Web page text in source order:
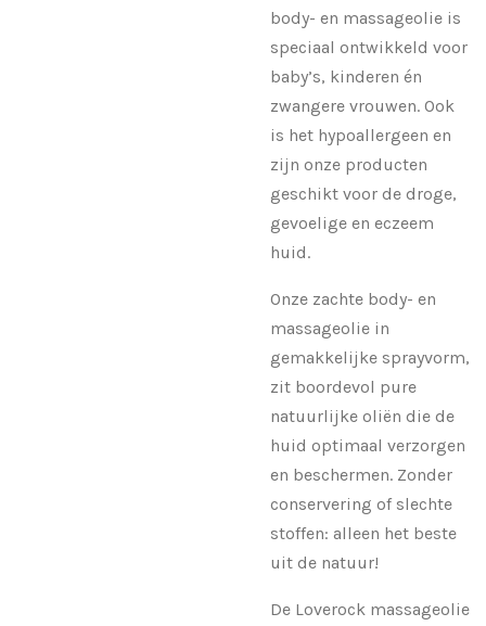
body- en massageolie is
speciaal ontwikkeld voor
baby’s, kinderen én
zwangere vrouwen. Ook
is het hypoallergeen en
zijn onze producten
geschikt voor de droge,
gevoelige en eczeem
huid.
Onze zachte body- en
massageolie in
gemakkelijke sprayvorm,
zit boordevol pure
natuurlijke oliën die de
huid optimaal verzorgen
en beschermen. Zonder
conservering of slechte
stoffen: alleen het beste
uit de natuur!
De Loverock massageolie